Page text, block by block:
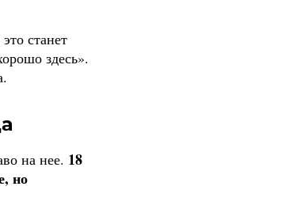
станет
здесь».
на нее. 18
но